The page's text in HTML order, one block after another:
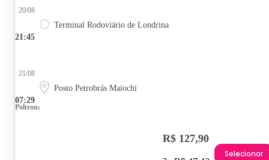
21:45
20/08
Terminal Rodoviário de Londrina
07:29
21/08
Posto Petrobrás Maiochi
Poltrona
R$ 127,90
Selecionar